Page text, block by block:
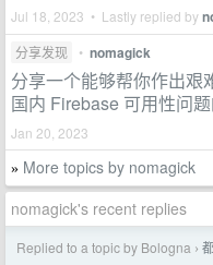
Jul 18, 2023 • Lastly replied by
分享发现 • nomagick
分享一个能够帮你作出艰
国内 Firebase 可用性问
Jan 20, 2023
» More topics by nomagick
nomagick's recent replies
Replied to a topic by Bologna ›